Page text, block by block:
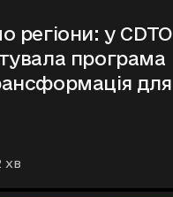
регіони: у CDTO
програма
для
хв